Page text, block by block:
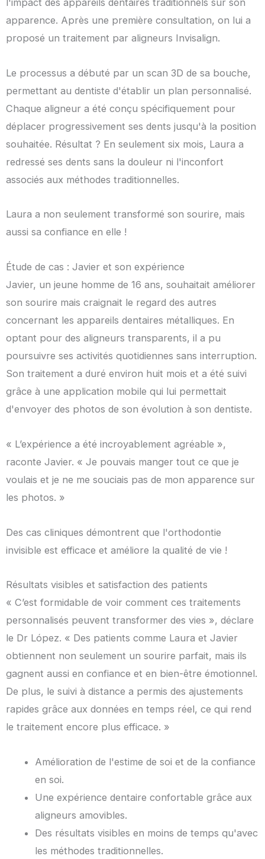
l'impact des appareils dentaires traditionnels sur son
apparence. Après une première consultation, on lui a
proposé un traitement par aligneurs Invisalign.
Le processus a débuté par un scan 3D de sa bouche,
permettant au dentiste d'établir un plan personnalisé.
Chaque aligneur a été conçu spécifiquement pour
déplacer progressivement ses dents jusqu'à la position
souhaitée. Résultat ? En seulement six mois, Laura a
redressé ses dents sans la douleur ni l'inconfort
associés aux méthodes traditionnelles.
Laura a non seulement transformé son sourire, mais
aussi sa confiance en elle !
Étude de cas : Javier et son expérience
Javier, un jeune homme de 16 ans, souhaitait améliorer
son sourire mais craignait le regard des autres
concernant les appareils dentaires métalliques. En
optant pour des aligneurs transparents, il a pu
poursuivre ses activités quotidiennes sans interruption.
Son traitement a duré environ huit mois et a été suivi
grâce à une application mobile qui lui permettait
d'envoyer des photos de son évolution à son dentiste.
« L’expérience a été incroyablement agréable »,
raconte Javier. « Je pouvais manger tout ce que je
voulais et je ne me souciais pas de mon apparence sur
les photos. »
Des cas cliniques démontrent que l'orthodontie
invisible est efficace et améliore la qualité de vie !
Résultats visibles et satisfaction des patients
« C’est formidable de voir comment ces traitements
personnalisés peuvent transformer des vies », déclare
le Dr López. « Des patients comme Laura et Javier
obtiennent non seulement un sourire parfait, mais ils
gagnent aussi en confiance et en bien-être émotionnel.
De plus, le suivi à distance a permis des ajustements
rapides grâce aux données en temps réel, ce qui rend
le traitement encore plus efficace. »
Amélioration de l'estime de soi et de la confiance
en soi.
Une expérience dentaire confortable grâce aux
aligneurs amovibles.
Des résultats visibles en moins de temps qu'avec
les méthodes traditionnelles.